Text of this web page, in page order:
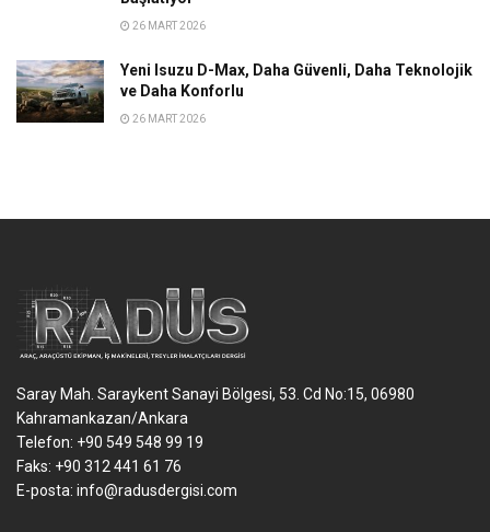
26 MART 2026
Yeni Isuzu D-Max, Daha Güvenli, Daha Teknolojik
ve Daha Konforlu
26 MART 2026
Saray Mah. Saraykent Sanayi Bölgesi, 53. Cd No:15, 06980
Kahramankazan/Ankara
Telefon: +90 549 548 99 19
Faks: +90 312 441 61 76
E-posta: info@radusdergisi.com